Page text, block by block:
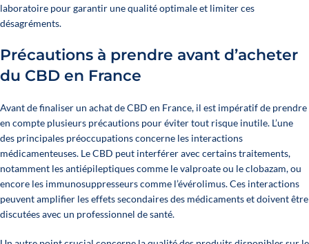
laboratoire pour garantir une qualité optimale et limiter ces
désagréments.
Précautions à prendre avant d’acheter
du CBD en France
Avant de finaliser un achat de CBD en France, il est impératif de prendre
en compte plusieurs précautions pour éviter tout risque inutile. L’une
des principales préoccupations concerne les interactions
médicamenteuses. Le CBD peut interférer avec certains traitements,
notamment les antiépileptiques comme le valproate ou le clobazam, ou
encore les immunosuppresseurs comme l’évérolimus. Ces interactions
peuvent amplifier les effets secondaires des médicaments et doivent être
discutées avec un professionnel de santé.